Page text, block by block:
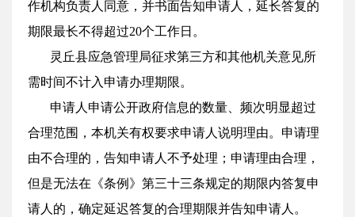
作机构负责人同意，并书面告知申请人，延长答复的
期限最长不得超过20个工作日。
灵丘县应急管理局征求第三方和其他机关意见所
需时间不计入申请办理期限。
申请人申请公开政府信息的数量、频次明显超过
合理范围，本机关有权要求申请人说明理由。申请理
由不合理的，告知申请人不予处理；申请理由合理，
但是无法在《条例》第三十三条规定的期限内答复申
请人的，确定延迟答复的合理期限并告知申请人。